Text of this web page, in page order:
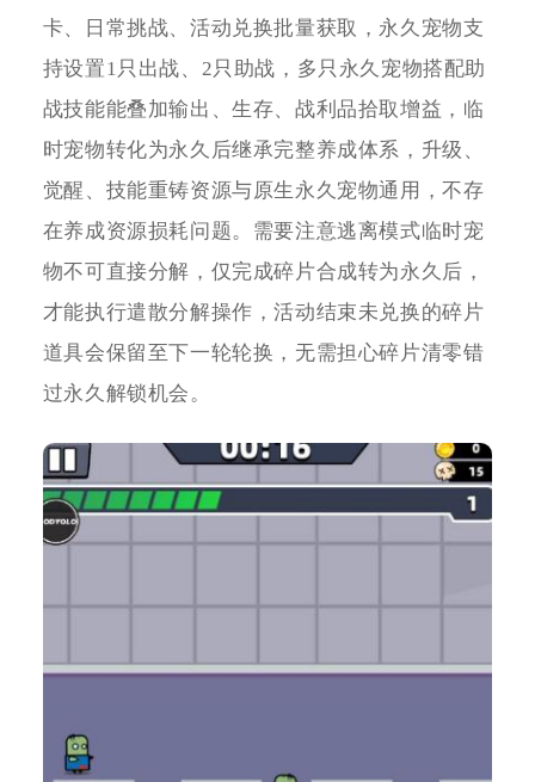
卡、日常挑战、活动兑换批量获取，永久宠物支
持设置1只出战、2只助战，多只永久宠物搭配助
战技能能叠加输出、生存、战利品拾取增益，临
时宠物转化为永久后继承完整养成体系，升级、
觉醒、技能重铸资源与原生永久宠物通用，不存
在养成资源损耗问题。需要注意逃离模式临时宠
物不可直接分解，仅完成碎片合成转为永久后，
才能执行遣散分解操作，活动结束未兑换的碎片
道具会保留至下一轮轮换，无需担心碎片清零错
过永久解锁机会。